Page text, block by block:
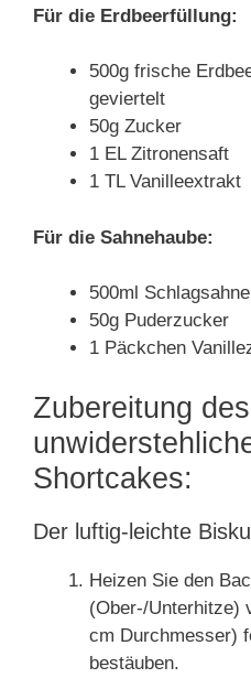
Für die Erdbeerfüllung:
500g frische
geviertelt
50g Zucker
1 EL Zitronensaft
1 TL Vanilleextrakt
Für die Sahnehaube:
500ml
50g Puderzucker
1 Päckchen
Zubereitung des
Shortcakes:
Der luftig-leichte
Heizen Sie den
(Ober-/Unterhitze)
cm Durchmesser)
bestäuben.